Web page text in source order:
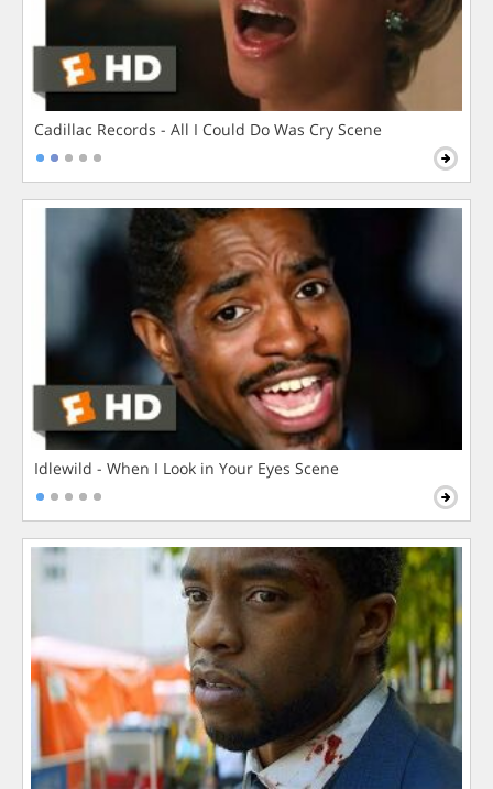
Cadillac Records - All I Could Do Was Cry Scene
Idlewild - When I Look in Your Eyes Scene